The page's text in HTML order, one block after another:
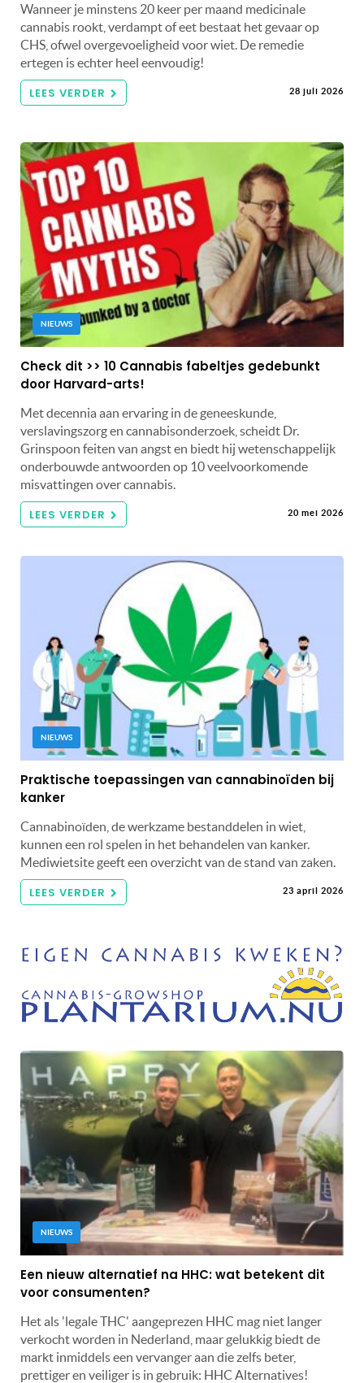
Wanneer je minstens 20 keer per maand medicinale
cannabis rookt, verdampt of eet bestaat het gevaar op
CHS, ofwel overgevoeligheid voor wiet. De remedie
ertegen is echter heel eenvoudig!
LEES VERDER 28 juli 2026
NIEUWS
Check dit >> 10 Cannabis fabeltjes gedebunkt
door Harvard-arts!
Met decennia aan ervaring in de geneeskunde,
verslavingszorg en cannabisonderzoek, scheidt Dr.
Grinspoon feiten van angst en biedt hij wetenschappelijk
onderbouwde antwoorden op 10 veelvoorkomende
misvattingen over cannabis.
LEES VERDER 20 mei 2026
NIEUWS
Praktische toepassingen van cannabinoïden bij
kanker
Cannabinoïden, de werkzame bestanddelen in wiet,
kunnen een rol spelen in het behandelen van kanker.
Mediwietsite geeft een overzicht van de stand van zaken.
LEES VERDER 23 april 2026
NIEUWS
Een nieuw alternatief na HHC: wat betekent dit
voor consumenten?
Het als 'legale THC' aangeprezen HHC mag niet langer
verkocht worden in Nederland, maar gelukkig biedt de
markt inmiddels een vervanger aan die zelfs beter,
prettiger en veiliger is in gebruik: HHC Alternatives!